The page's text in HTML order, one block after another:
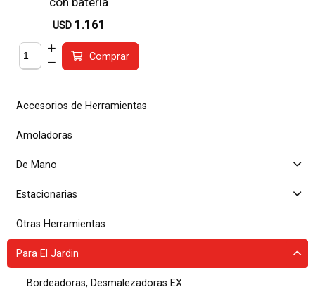
Accesorios de Herramientas
Amoladoras
De Mano
Estacionarias
Otras Herramientas
Para El Jardin
Bordeadoras, Desmalezadoras EX
USD 1.161
Comprar